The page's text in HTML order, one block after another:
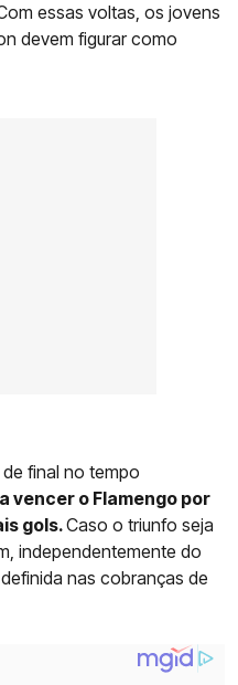
essas voltas, os jovens
devem figurar como
final no tempo
vencer o Flamengo por
gols.Caso o triunfo seja
independentemente do
nas cobranças de